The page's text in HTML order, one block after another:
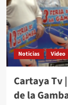
Noticias Video
Cartaya Tv
de la